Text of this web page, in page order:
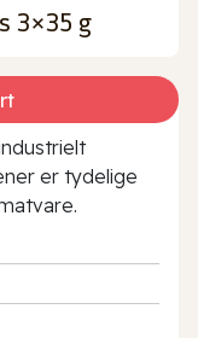
3×35 g
er tydelige